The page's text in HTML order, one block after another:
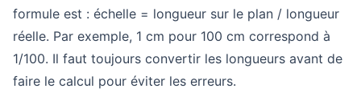
formule est : échelle = longueur sur le plan / longueur
réelle. Par exemple, 1 cm pour 100 cm correspond à
1/100. Il faut toujours convertir les longueurs avant de
faire le calcul pour éviter les erreurs.